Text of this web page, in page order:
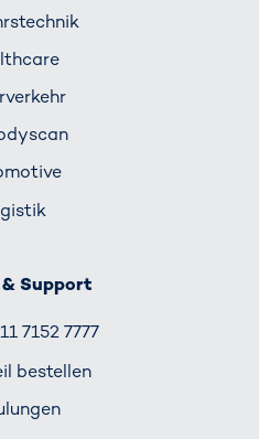
Support
7152 7777
bestellen